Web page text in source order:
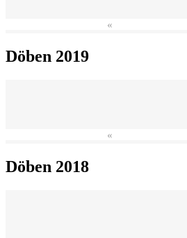
«
Döben 2019
«
Döben 2018